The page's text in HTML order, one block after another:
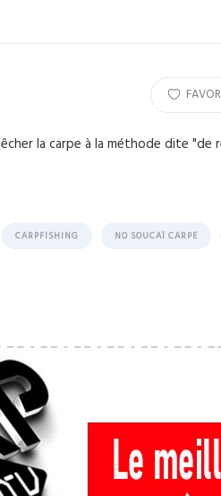
la carpe à la méthode dite
CARPFISHING NO SOUCAÏ CARPE